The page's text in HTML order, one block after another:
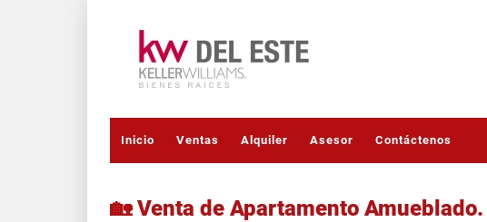
Inicio Ventas Alquiler Asesor Contáctenos
🏡 Venta de Apartamento